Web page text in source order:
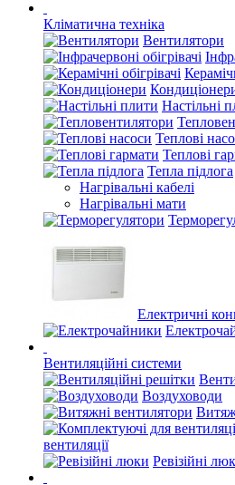
Кліматична техніка
Вентилятори
Настільні
Теплові
Теплові
Тепла підлога
Нагрівальні кабелі
Нагрівальні мати
Електричні
Вентиляційні системи
Воздуховоди
вентиляції
Ревізійні